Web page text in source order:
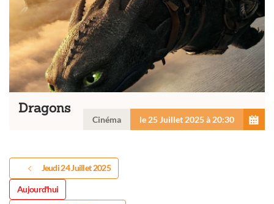
Dragons
Cinéma le 25 Juillet 2025 à 20:30
Jeudi 24 Juillet 2025
Aujourd'hui